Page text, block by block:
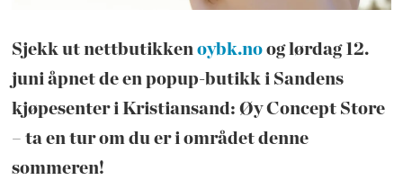
Sjekk ut nettbutikkenoybk.no og lørdag 12.
juni åpnet de en popup-butikk i Sandens
kjøpesenter i Kristiansand: Øy Concept Store
– ta en tur om du er i området denne
sommeren!